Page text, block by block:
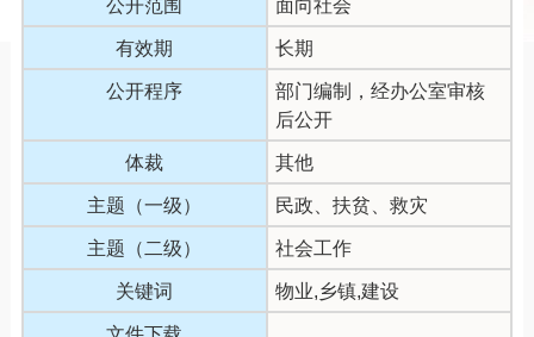
公开范围 面向社会
有效期 长期
公开程序
部门编制，经办公室审核
后公开
体裁 其他
主题（一级） 民政、扶贫、救灾
主题（二级） 社会工作
关键词 物业,乡镇,建设